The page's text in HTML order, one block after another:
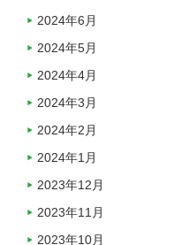
2024年6月
2024年5月
2024年4月
2024年3月
2024年2月
2024年1月
2023年12月
2023年11月
2023年10月